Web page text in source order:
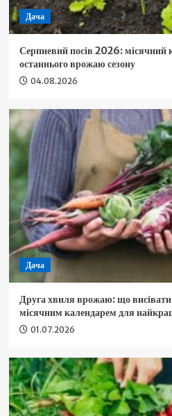
Дача
Серпневий посів 2026: місячний
останнього врожаю сезону
04.08.2026
Дача
Друга хвиля врожаю: що
місячним календарем для
01.07.2026